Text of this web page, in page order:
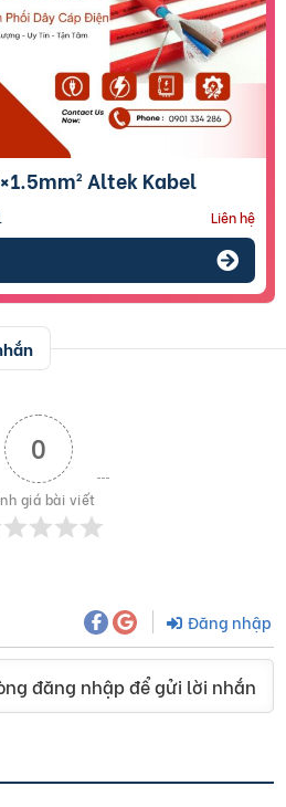
Altek Kabel
Liên hệ
0
giá bài viết
Đăng nhập
đăng nhập để gửi lời nhắn